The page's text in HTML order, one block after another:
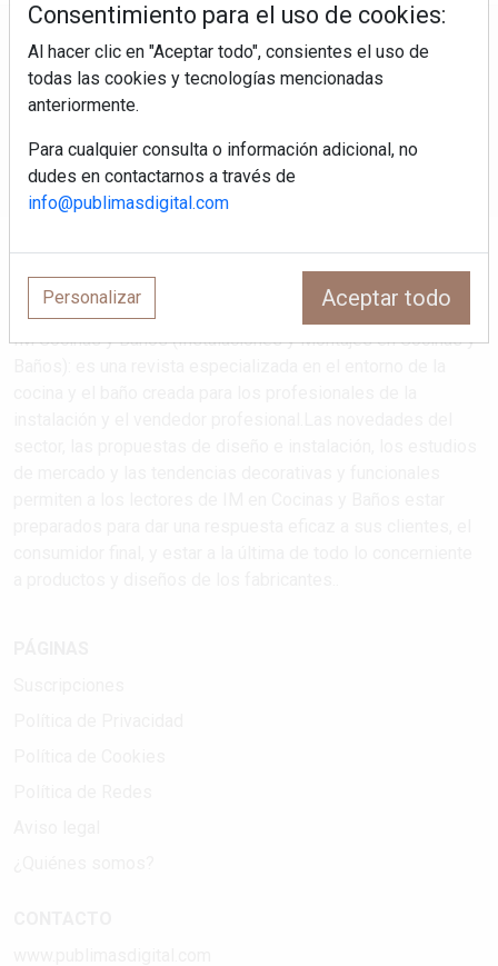
Regístrate y accede a contenidos
exclusivos
IM Cocinas y Baños (Instalaciones y Montajes en Cocinas y
Consentimiento para el uso de cookies:
Al hacer clic en "Aceptar todo", consientes el uso de
todas las cookies y tecnologías mencionadas
anteriormente.
Para cualquier consulta o información adicional, no
dudes en contactarnos a través de
info@publimasdigital.com
Personalizar Aceptar todo